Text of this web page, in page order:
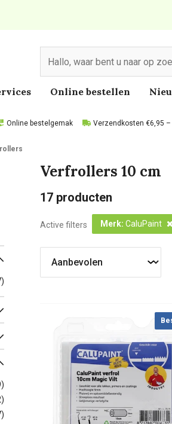
Online bestellen
Online bestelgemak Verzendkosten €6,95
)
)
)
)
Verfrollers 10 cm
17 producten
Active filters Merk: CaluPaint